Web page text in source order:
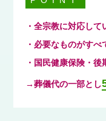
・全宗教に対応して
・必要なものがすべ
・国民健康保険・
→葬儀代の一部とし